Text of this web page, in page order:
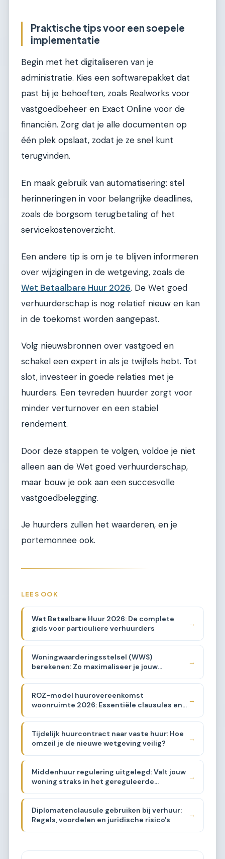
Praktische tips voor een soepele
implementatie
Begin met het digitaliseren van je
administratie. Kies een softwarepakket dat
past bij je behoeften, zoals Realworks voor
vastgoedbeheer en Exact Online voor de
financiën. Zorg dat je alle documenten op
één plek opslaat, zodat je ze snel kunt
terugvinden.
En maak gebruik van automatisering: stel
herinneringen in voor belangrijke deadlines,
zoals de borgsom terugbetaling of het
servicekostenoverzicht.
Een andere tip is om je te blijven informeren
over wijzigingen in de wetgeving, zoals de
Wet Betaalbare Huur 2026. De Wet goed
verhuurderschap is nog relatief nieuw en kan
in de toekomst worden aangepast.
Volg nieuwsbronnen over vastgoed en
schakel een expert in als je twijfels hebt. Tot
slot, investeer in goede relaties met je
huurders. Een tevreden huurder zorgt voor
minder verturnover en een stabiel
rendement.
Door deze stappen te volgen, voldoe je niet
alleen aan de Wet goed verhuurderschap,
maar bouw je ook aan een succesvolle
vastgoedbelegging.
Je huurders zullen het waarderen, en je
portemonnee ook.
LEES OOK
Wet Betaalbare Huur 2026: De complete
gids voor particuliere verhuurders
→
Woningwaarderingsstelsel (WWS)
berekenen: Zo maximaliseer je jouw
→
ROZ-model huurovereenkomst
woonruimte 2026: Essentiële clausules en
→
Tijdelijk huurcontract naar vaste huur: Hoe
omzeil je de nieuwe wetgeving veilig?
→
Middenhuur regulering uitgelegd: Valt jouw
woning straks in het gereguleerde
→
Diplomatenclausule gebruiken bij verhuur:
Regels, voordelen en juridische risico's
→